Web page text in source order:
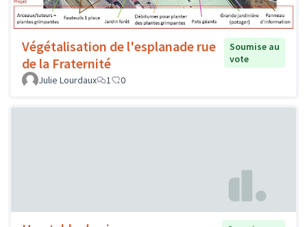
Végétalisation de l'esplanade rue
de la Fraternité
Soumise au
vote
Julie Lourdaux
1 0